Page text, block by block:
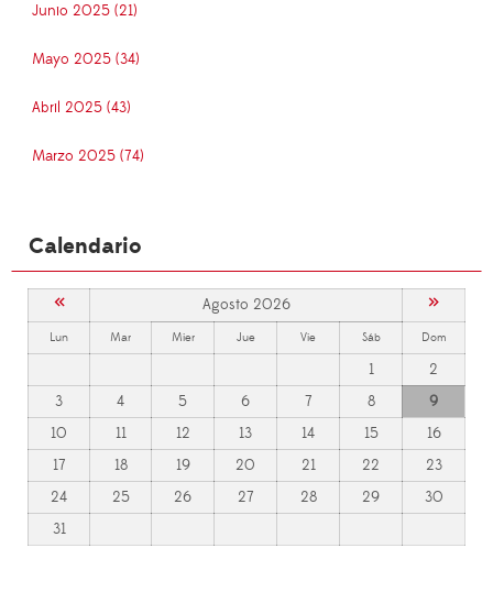
Junio 2025 (21)
Mayo 2025 (34)
Abril 2025 (43)
Marzo 2025 (74)
Calendario
« Agosto 2026 »
Lun Mar Mier Jue Vie Sáb Dom
1
2
3
4 5 6 7 8
9
10
11 12 13 14 15
16
17
18 19 20 21 22
23
24
25 26 27 28 29
30
31